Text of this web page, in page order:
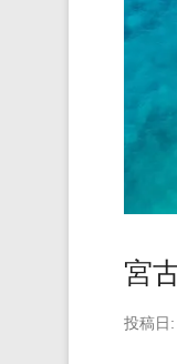
宮
投稿日: